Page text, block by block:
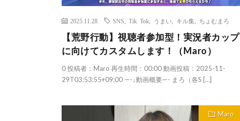
2025.11.28 SNS Tik Tok うまい キル集 ちょむまろ
【荒野行動】視聴者参加型！実況者カップ
に向けてカスタムします！（Maro）
0 投稿者：Maro 再生時間：00:00 動画投稿：2025-11-
29T03:53:55+09:00 —-↓動画概要—- まろ（各S […]
Maro